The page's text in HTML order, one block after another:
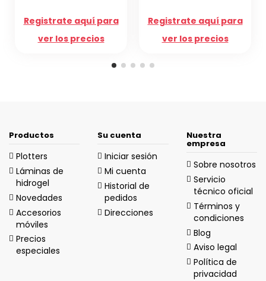
aquí para
Registrate aquí para
ver los precios
Registrate
ver los
Productos
Plotters
Láminas de
hidrogel
Novedades
Accesorios
móviles
Precios
especiales
Su cuenta
Iniciar sesión
Mi cuenta
Historial de
pedidos
Direcciones
Nuestra
empresa
Sobre nosotros
Servicio
técnico oficial
Términos y
condiciones
Blog
Aviso legal
Política de
privacidad